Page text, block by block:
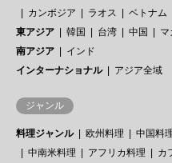
カンボジア
ラオス ベトナム
東アジア
韓国 台湾 中国 マ
南アジア
インド
インターナショナル
アジア全域
ジャンル
料理ジャンル 欧州料理 中国料
中南米料理
アフリカ料理 カ